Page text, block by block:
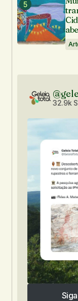
32.9k